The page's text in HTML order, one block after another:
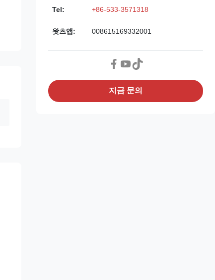
Tel: +86-533-3571318
왓츠앱: 008615169332001
지금 문의